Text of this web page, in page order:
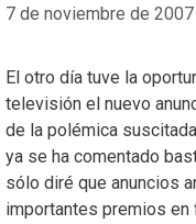
7 de noviembre de 2007
El otro día tuve la
televisión el nuevo
de la polémica
ya se ha comentado
sólo diré que anuncios
importantes premios en